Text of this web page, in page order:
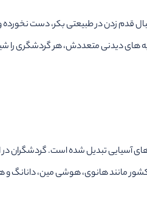
قدم زدن در طبیعتی بکر، دست نخورده
های دیدنی متعددش، هر گردشگری را
آسیایی تبدیل شده است. گردشگران
مانند هانوی، هوشی مین، دانانگ